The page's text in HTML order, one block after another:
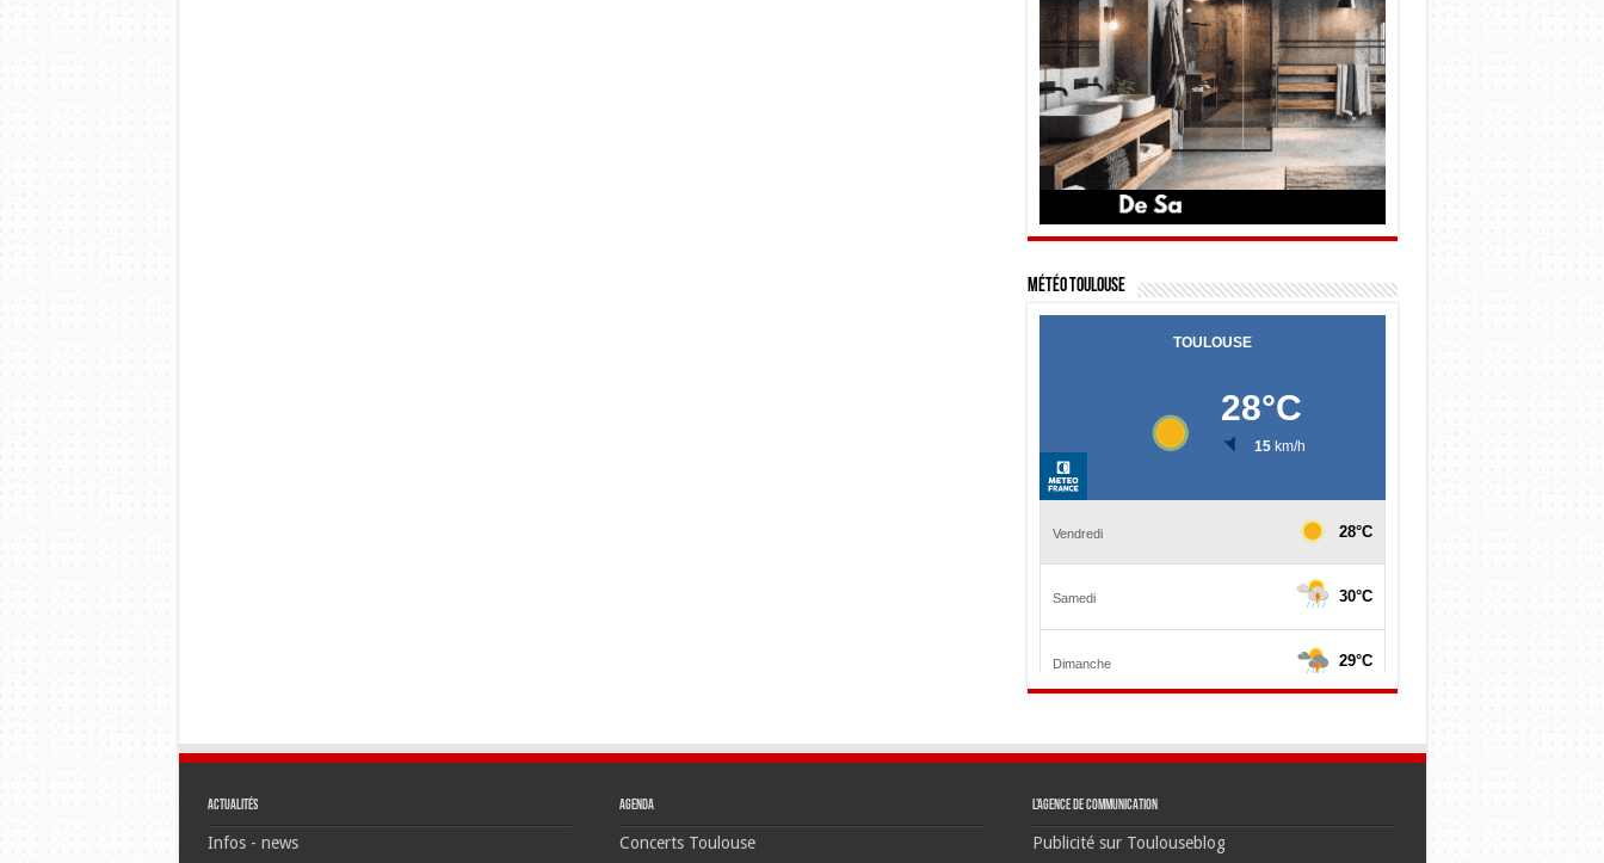
Météo Toulouse
Actualités
Infos - news
Agenda
Concerts Toulouse
L’agence de communication
Publicité sur Toulouseblog